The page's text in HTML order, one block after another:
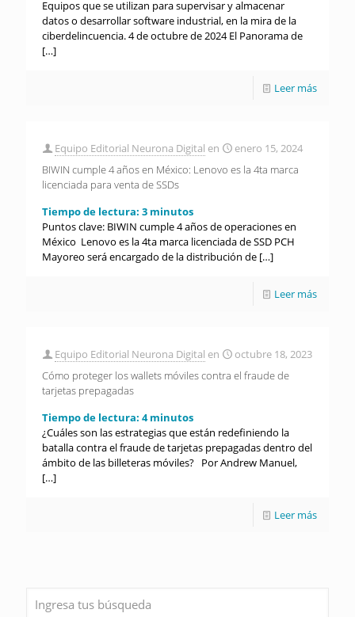
Equipos que se utilizan para supervisar y almacenar
datos o desarrollar software industrial, en la mira de la
ciberdelincuencia. 4 de octubre de 2024 El Panorama de
[…]
Leer más
Equipo Editorial Neurona Digital en
enero 15, 2024
BIWIN cumple 4 años en México: Lenovo es la 4ta marca
licenciada para venta de SSDs
Tiempo de lectura: 3 minutos
Puntos clave: BIWIN cumple 4 años de operaciones en
México Lenovo es la 4ta marca licenciada de SSD PCH
Mayoreo será encargado de la distribución de […]
Leer más
Equipo Editorial Neurona Digital en
octubre 18, 2023
Cómo proteger los wallets móviles contra el fraude de
tarjetas prepagadas
Tiempo de lectura: 4 minutos
¿Cuáles son las estrategias que están redefiniendo la
batalla contra el fraude de tarjetas prepagadas dentro del
ámbito de las billeteras móviles? Por Andrew Manuel,
[…]
Leer más